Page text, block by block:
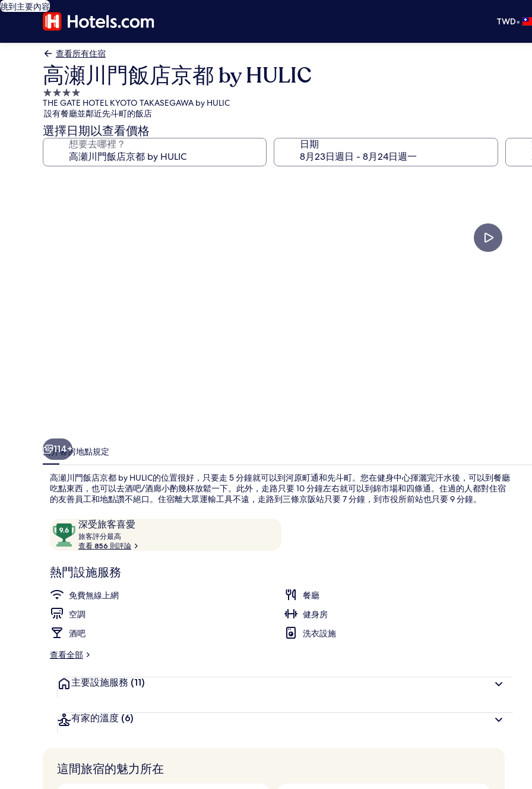
跳到主要內容
TWD•
查看所有住宿
高瀬川門飯店京都 by HULIC
4.0
星
級
住
宿
THE GATE HOTEL KYOTO TAKASEGAWA by HULIC
設有餐廳並鄰近先斗町的飯店
選擇日期以查看價格
想要去哪裡？ 日期
114+
簡介客房地點規定
高瀬川門飯店京都 by HULIC的位置很好，只要走 5 分鐘就可以到河原町通和先斗町。您在健身中心揮灑完汗水後，可以到餐廳
吃點東西，也可以去酒吧/酒廊小酌幾杯放鬆一下。此外，走路只要 10 分鐘左右就可以到錦市場和四條通。住過的人都對住宿
的友善員工和地點讚不絕口。住宿離大眾運輸工具不遠，走路到三條京阪站只要 7 分鐘，到市役所前站也只要 9 分鐘。
評
論
深受旅客喜愛
9.6
分，
滿
10，
深
受
旅
客
喜
愛
旅客評分最高
客
查看 856 則評論
熱門設施服務
免費無線上網
餐廳
空調
健身房
酒吧
洗衣設施
查看全部
主要設施服務 (11)
有家的溫度 (6)
這間旅宿的魅力所在